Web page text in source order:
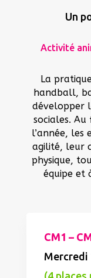
Un
Activité
La
handball,
développer
sociales.
l’année,
agilité, leur
physique,
équipe et
CM1 –
Mercredi
(4